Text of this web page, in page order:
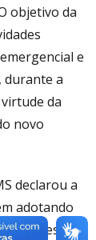
objetivo da
e
durante a
da
novo
declarou a
adotando
dessas